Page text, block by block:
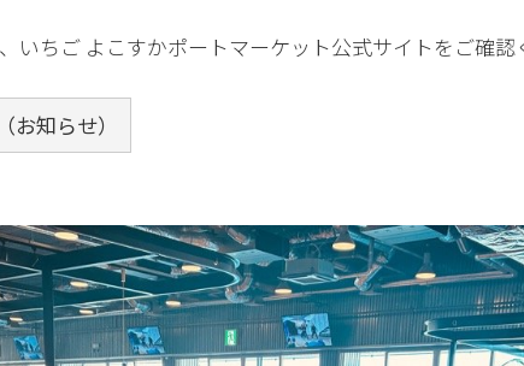
ちご よこすかポートマーケット公式サイトをご確認
知らせ）